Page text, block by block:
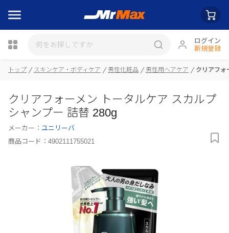
ログイン
新規登録
トップ スキンケア・ボディケア 男性化粧品 男性用ヘアケア クリアフォ
クリアフォーメン トータルケア スカルプ
シャンプー 詰替 280g
メーカー： ユニリーバ
商品コード： 4902111755021